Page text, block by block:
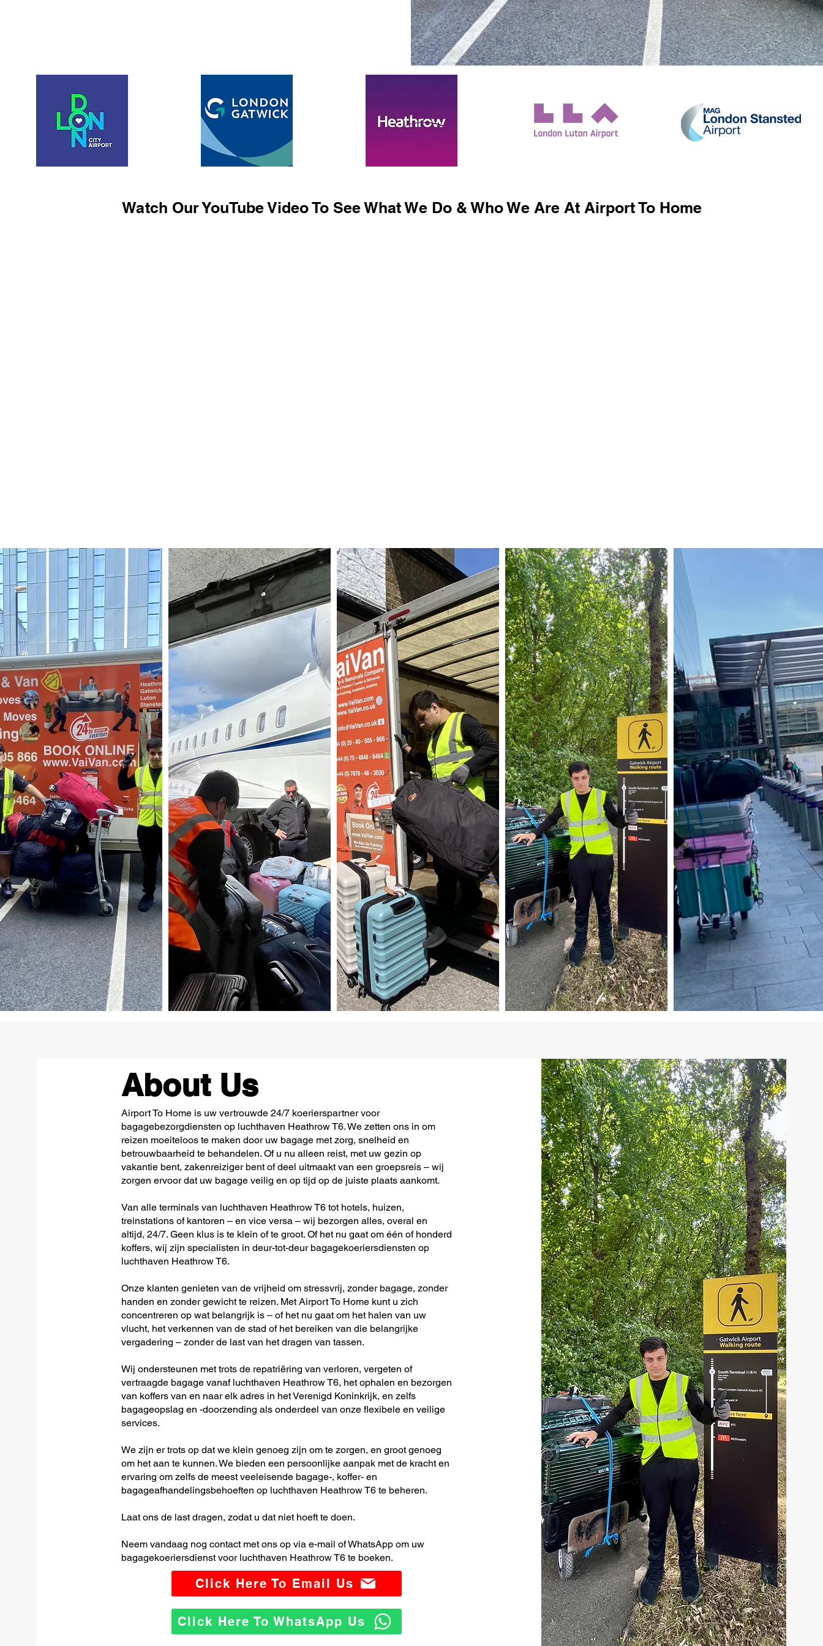
Watch Our YouTube Video To See What We Do & Who We Are At Airport To Home
About Us
Airport To Home is uw vertrouwde 24/7 koerierspartner voor
bagagebezorgdiensten op luchthaven Heathrow T6. We zetten ons in om
reizen moeiteloos te maken door uw bagage met zorg, snelheid en
betrouwbaarheid te behandelen. Of u nu alleen reist, met uw gezin op
vakantie bent, zakenreiziger bent of deel uitmaakt van een groepsreis – wij
zorgen ervoor dat uw bagage veilig en op tijd op de juiste plaats aankomt.
Van alle terminals van luchthaven Heathrow T6 tot hotels, huizen,
treinstations of kantoren – en vice versa – wij bezorgen alles, overal en
altijd, 24/7. Geen klus is te klein of te groot. Of het nu gaat om één of honderd
koffers, wij zijn specialisten in deur-tot-deur bagagekoeriersdiensten op
luchthaven Heathrow T6.
Onze klanten genieten van de vrijheid om stressvrij, zonder bagage, zonder
handen en zonder gewicht te reizen. Met Airport To Home kunt u zich
concentreren op wat belangrijk is – of het nu gaat om het halen van uw
vlucht, het verkennen van de stad of het bereiken van die belangrijke
vergadering – zonder de last van het dragen van tassen.
Wij ondersteunen met trots de repatriëring van verloren, vergeten of
vertraagde bagage vanaf luchthaven Heathrow T6, het ophalen en bezorgen
van koffers van en naar elk adres in het Verenigd Koninkrijk, en zelfs
bagageopslag en -doorzending als onderdeel van onze flexibele en veilige
services.
We zijn er trots op dat we klein genoeg zijn om te zorgen, en groot genoeg
om het aan te kunnen. We bieden een persoonlijke aanpak met de kracht en
ervaring om zelfs de meest veeleisende bagage-, koffer- en
bagageafhandelingsbehoeften op luchthaven Heathrow T6 te beheren.
Laat ons de last dragen, zodat u dat niet hoeft te doen.
Neem vandaag nog contact met ons op via e-mail of WhatsApp om uw
bagagekoeriersdienst voor luchthaven Heathrow T6 te boeken.
Click Here To Email Us
Click Here To WhatsApp Us